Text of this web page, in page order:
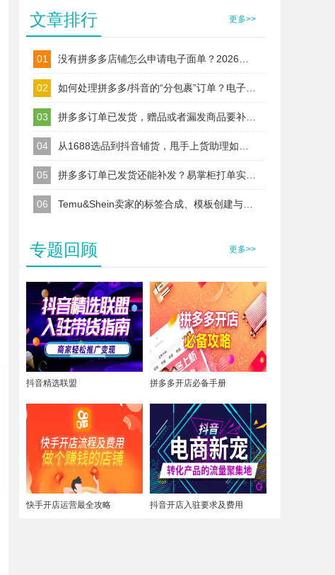
文章排行 更多>>
01
02
03
04
05
06
专题回顾 更多>>
抖音精选联盟 拼多多开店必备手册
快手开店运营最全攻略 抖音开店入驻要求及费用